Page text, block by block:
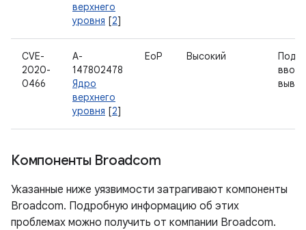
верхнего
уровня [2]
CVE-
2020-
0466
A-
147802478
Ядро
верхнего
уровня [2]
EoP Высокий
Компоненты Broadcom
Указанные ниже уязвимости затрагивают компоненты
Broadcom. Подробную информацию об этих
проблемах можно получить от компании Broadcom.